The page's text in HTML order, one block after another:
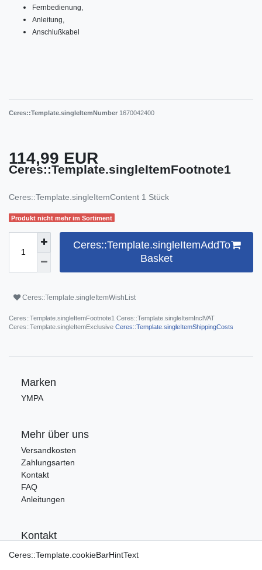
Fernbedienung,
Anleitung,
Anschlußkabel
Ceres::Template.singleItemNumber 1670042400
114,99 EUR
Ceres::Template.singleItemFootnote1
Ceres::Template.singleItemContent 1 Stück
Produkt nicht mehr im Sortiment
Ceres::Template.singleItemAddTo
Basket
Ceres::Template.singleItemWishList
Ceres::Template.singleItemFootnote1 Ceres::Template.singleItemInclVAT
Ceres::Template.singleItemExclusive Ceres::Template.singleItemShippingCosts
Marken
YMPA
Mehr über uns
Versandkosten
Zahlungsarten
Kontakt
FAQ
Anleitungen
Kontakt
Tel.: 09176/9986400
Ceres::Template.cookieBarHintText